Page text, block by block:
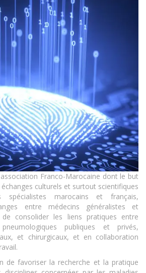
association Franco-Marocaine dont le but
culturels et surtout scientifiques
spécialistes marocains et français,
entre médecins généralistes et
consolider les liens pratiques entre
publiques et privés,
et chirurgicaux, et en collaboration
de favoriser la recherche et la pratique